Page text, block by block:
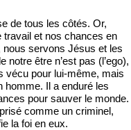
de tous les côtés. Or,
travail et nos chances en
servons Jésus et les
être n’est pas (l’ego),
vécu pour lui-même, mais
homme. Il a enduré les
pour sauver le monde.
comme un criminel,
la foi en eux.